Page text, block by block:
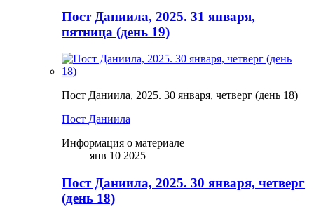
Пост Даниила, 2025. 31 января,
пятница (день 19)
Пост Даниила, 2025. 30 января, четверг (день 18)
Пост Даниила
Информация о материале
янв 10 2025
Пост Даниила, 2025. 30 января, четверг
(день 18)